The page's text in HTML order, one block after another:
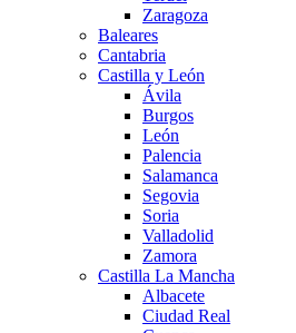
Zaragoza
Baleares
Cantabria
Castilla y León
Ávila
Burgos
León
Palencia
Salamanca
Segovia
Soria
Valladolid
Zamora
Castilla La Mancha
Albacete
Ciudad Real